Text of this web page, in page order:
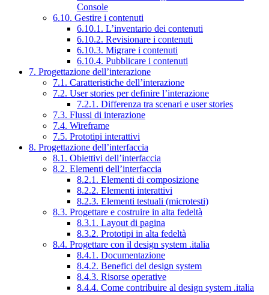
Console
6.10. Gestire i contenuti
6.10.1. L’inventario dei contenuti
6.10.2. Revisionare i contenuti
6.10.3. Migrare i contenuti
6.10.4. Pubblicare i contenuti
7. Progettazione dell’interazione
7.1. Caratteristiche dell’interazione
7.2. User stories per definire l’interazione
7.2.1. Differenza tra scenari e user stories
7.3. Flussi di interazione
7.4. Wireframe
7.5. Prototipi interattivi
8. Progettazione dell’interfaccia
8.1. Obiettivi dell’interfaccia
8.2. Elementi dell’interfaccia
8.2.1. Elementi di composizione
8.2.2. Elementi interattivi
8.2.3. Elementi testuali (microtesti)
8.3. Progettare e costruire in alta fedeltà
8.3.1. Layout di pagina
8.3.2. Prototipi in alta fedeltà
8.4. Progettare con il design system .italia
8.4.1. Documentazione
8.4.2. Benefici del design system
8.4.3. Risorse operative
8.4.4. Come contribuire al design system .italia